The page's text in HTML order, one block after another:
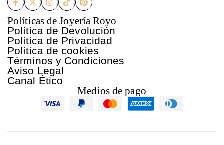
Políticas de Joyería Royo
Política de Devolución
Política de Privacidad
Política de cookies
Términos y Condiciones
Aviso Legal
Canal Ético
Medios de pago